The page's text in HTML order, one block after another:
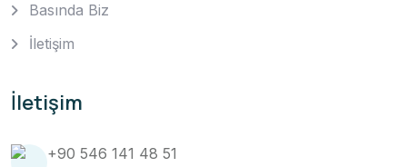
Basında Biz
İletişim
İletişim
+90 546 141 48 51